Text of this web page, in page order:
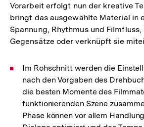
Vorarbeit erfolgt nun der kreative
bringt das ausgewählte Material in
Spannung, Rhythmus und
Gegensätze oder verknüpft sie
Im Rohschnitt werden die
nach den Vorgaben des
die besten Momente des
funktionierenden Szene
Phase können vor allem